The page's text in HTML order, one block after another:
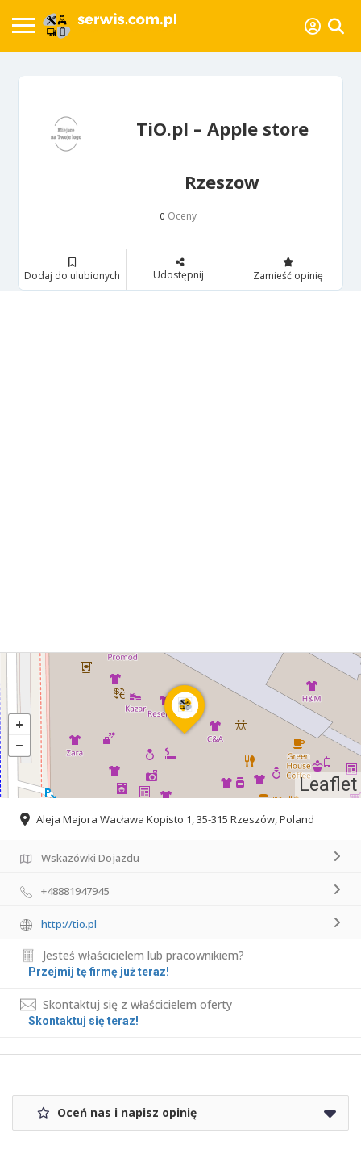
TiO.pl – Apple store
Rzeszow
0 Oceny
Dodaj do ulubionych Udostępnij Zamieść opinię
Leaflet
Aleja Majora Wacława Kopisto 1, 35-315 Rzeszów, Poland
Wskazówki Dojazdu
+48881947945
http://tio.pl
Jesteś właścicielem lub pracownikiem?
Przejmij tę firmę już teraz!
Skontaktuj się z właścicielem oferty
Skontaktuj się teraz!
Oceń nas i napisz opinię